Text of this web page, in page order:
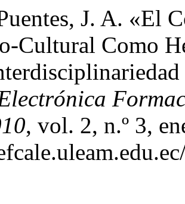
J. A. «El
Cultural Como
, vol. 2, n.º 3,